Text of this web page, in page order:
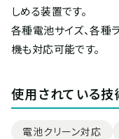
しめる装置です。
各種電池サイズ、各種
機も対応可能です。
使用されている技
電池クリーン対応